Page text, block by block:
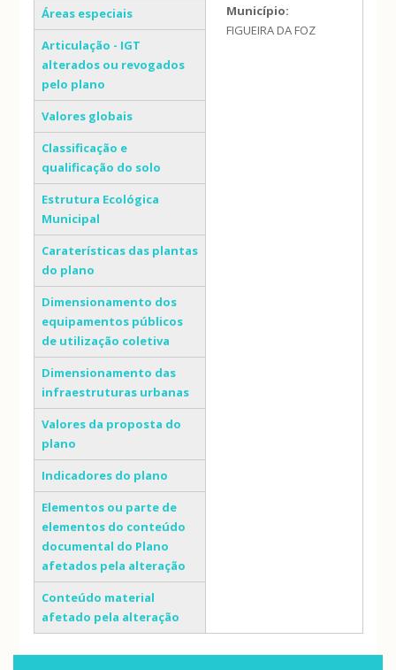
Áreas especiais
Articulação - IGT
alterados ou revogados
pelo plano
Valores globais
Classificação e
qualificação do solo
Estrutura Ecológica
Municipal
Caraterísticas das plantas
do plano
Dimensionamento dos
equipamentos públicos
de utilização coletiva
Dimensionamento das
infraestruturas urbanas
Valores da proposta do
plano
Indicadores do plano
Elementos ou parte de
elementos do conteúdo
documental do Plano
afetados pela alteração
Conteúdo material
afetado pela alteração
Município:
FIGUEIRA DA FOZ